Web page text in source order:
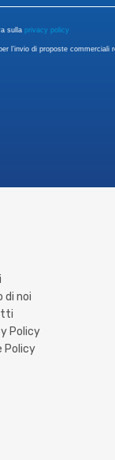
sulla privacy policy
l’invio di proposte
di noi
Policy
Policy